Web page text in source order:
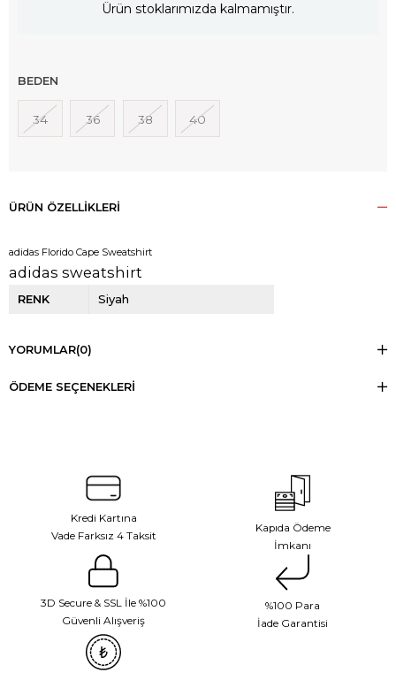
Ürün stoklarımızda kalmamıştır.
BEDEN
34 36 38 40
ÜRÜN ÖZELLIKLERI
adidas Florido Cape Sweatshirt
adidas sweatshirt
RENK Siyah
YORUMLAR(0)
ÖDEME SEÇENEKLERI
Kredi Kartına
Vade Farksız 4 Taksit
Kapıda Ödeme
İmkanı
3D Secure & SSL İle %100
Güvenli Alışveriş
%100 Para
İade Garantisi